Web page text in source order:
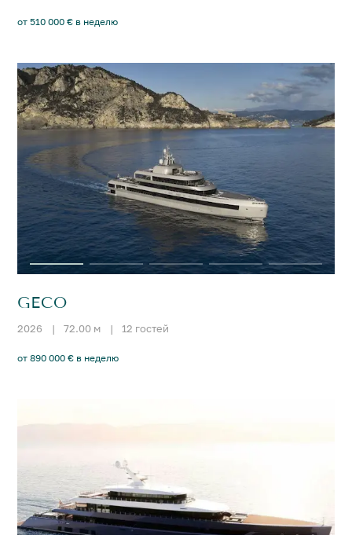
от 510 000 € в неделю
GECO
2026 | 72.00 м | 12 гостей
от 890 000 € в неделю